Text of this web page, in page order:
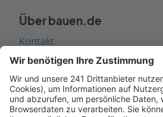
Über bauen.de
Kontakt
Seitenaufbau
Barrierefreiheit
Cookie Einstellungen